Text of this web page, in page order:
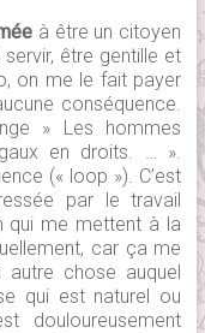
à être un citoyen
être gentille et
on me le fait payer
conséquence.
» Les hommes
en droits. … ».
(« loop »). C’est
par le travail
qui me mettent à la
car ça me
chose auquel
qui est naturel ou
douloureusement